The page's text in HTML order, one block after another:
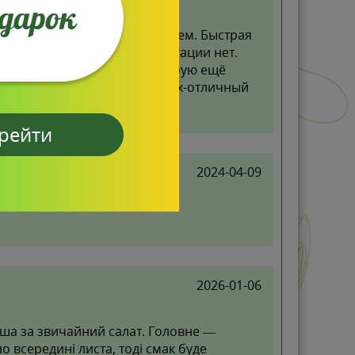
с семенами-довольна всем. Быстрая
к упаковке и комплектации нет.
и качество. Планирую ещё
сюда всех своих знакомых-отличный
2024-04-09
2026-01-06
за звичайний салат. Головне —
всередині листа, тоді смак буде